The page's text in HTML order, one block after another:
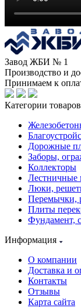
Завод ЖБИ № 1
Производство и
Принимаем к
Категории товаров
Дорожные
Заборы,
Коллекторы
Лестничные
Люки,
Перемычки,
Плиты
Фундамент,
Информация
О компании
Доставка и
Контакты
Отзывы
Карта сайта